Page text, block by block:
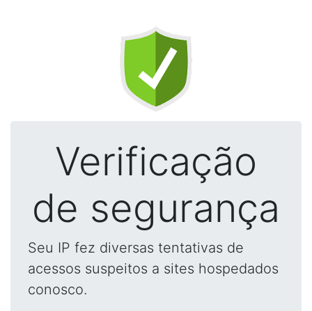
Verificação
de segurança
Seu IP fez diversas tentativas de
acessos suspeitos a sites hospedados
conosco.